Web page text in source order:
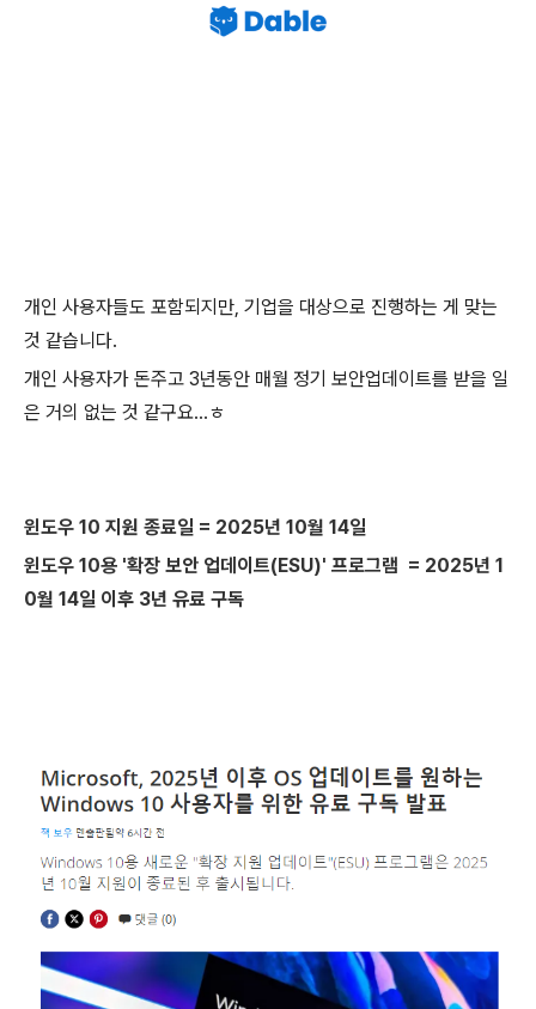
개인 사용자들도 포함되지만, 기업을 대상으로 진행하는 게 맞는
것 같습니다.
개인 사용자가 돈주고 3년동안 매월 정기 보안업데이트를 받을 일
은 거의 없는 것 같구요...ㅎ
윈도우 10 지원 종료일 = 2025년 10월 14일
윈도우 10용 '확장 보안 업데이트(ESU)' 프로그램 = 2025년 1
0월 14일 이후 3년 유료 구독